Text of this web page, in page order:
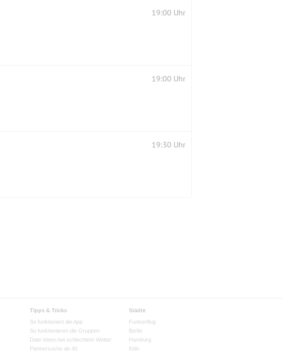
19:00 Uhr
19:00 Uhr
19:30 Uhr
Tipps & Tricks
So funktioniert die App
So funktionieren die Gruppen
Date-Ideen bei schlechtem Wetter
Partnersuche ab 40
Städte
Funkenflug
Berlin
Hamburg
Köln